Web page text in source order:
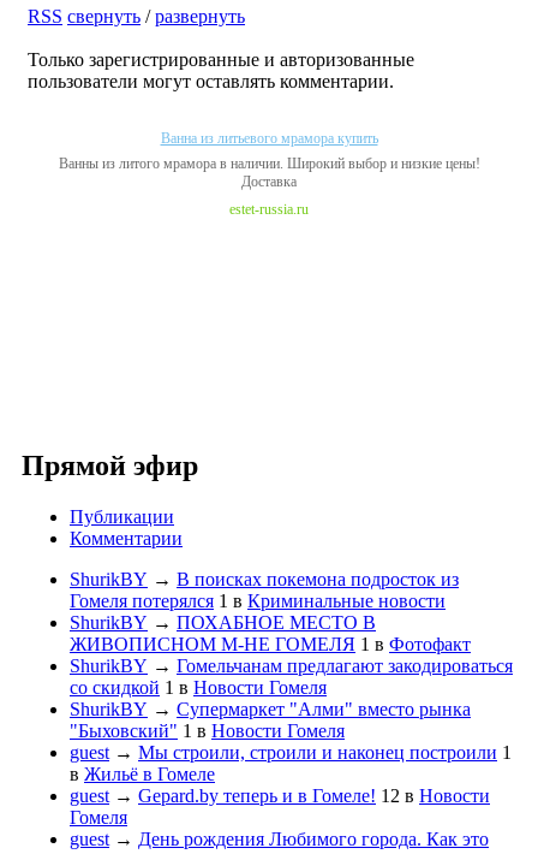
RSS свернуть /развернуть
Только зарегистрированные и авторизованные
пользователи могут оставлять комментарии.
Ванна из литьевого мрамора купить
Ванны из литого мрамора в наличии. Широкий выбор и низкие цены!
Доставка
estet-russia.ru
Прямой эфир
Публикации
Комментарии
ShurikBY → В поисках покемона подросток из
Гомеля потерялся 1 в Криминальные новости
ShurikBY → ПОХАБНОЕ МЕСТО В
ЖИВОПИСНОМ М-НЕ ГОМЕЛЯ 1 в Фотофакт
ShurikBY → Гомельчанам предлагают закодироваться
со скидкой 1 в Новости Гомеля
ShurikBY → Супермаркет "Алми" вместо рынка
"Быховский" 1 в Новости Гомеля
guest → Мы строили, строили и наконец построили 1
в Жильё в Гомеле
guest → Gepard.by теперь и в Гомеле! 12 в Новости
Гомеля
guest → День рождения Любимого города. Как это